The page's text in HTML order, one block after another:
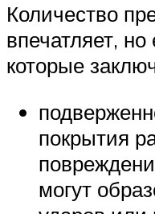
Количество
впечатляет, но
которые
покрытия
могут